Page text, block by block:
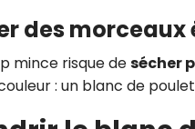
des morceaux
mince risque desécher
: un blanc de poulet